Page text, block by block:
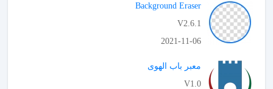
Background Eraser
V2.6.1
2021-11-06
معبر باب الهوى
V1.0